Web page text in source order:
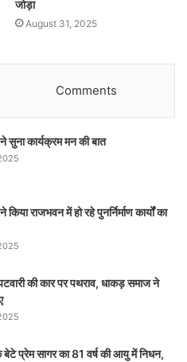
जोड़ा
August 31, 2025
Comments
सुना कार्यक्रम मन की बात
राजभवन में हो रहे पुनर्निर्माण कार्यों का
की कार पर पथराव, धाकड़ समाज ने
बेटे प्रेम सागर का 81 वर्ष की आयु में निधन,